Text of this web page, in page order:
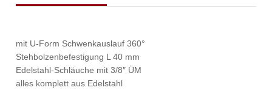
mit U-Form Schwenkauslauf 360°
Stehbolzenbefestigung L 40 mm
Edelstahl-Schläuche mit 3/8″ ÜM
alles komplett aus Edelstahl